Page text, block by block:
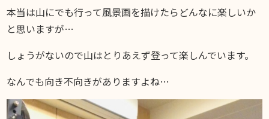
本当は山にでも行って風景画を描けたらどんなに楽しいか
と思いますが…
しょうがないので山はとりあえず登って楽しんでいます。
なんでも向き不向きがありますよね…